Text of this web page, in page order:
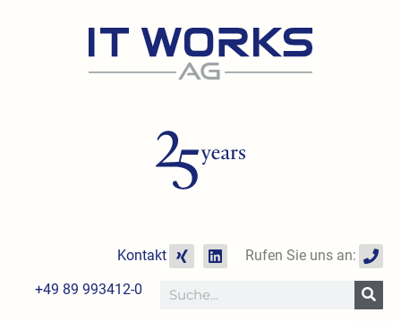
Kontakt
X
i
g
L
i
k
Rufen Sie uns an:
P
h
o
n
e
+49 89 993412-0 Suche